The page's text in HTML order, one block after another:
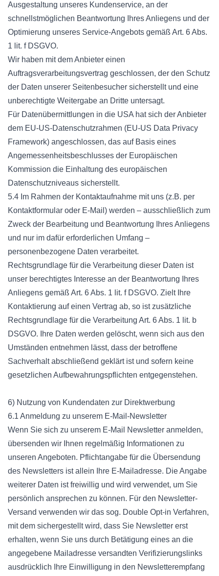
Ausgestaltung unseres Kundenservice, an der
schnellstmöglichen Beantwortung Ihres Anliegens und der
Optimierung unseres Service-Angebots gemäß Art. 6 Abs.
1 lit. f DSGVO.
Wir haben mit dem Anbieter einen
Auftragsverarbeitungsvertrag geschlossen, der den Schutz
der Daten unserer Seitenbesucher sicherstellt und eine
unberechtigte Weitergabe an Dritte untersagt.
Für Datenübermittlungen in die USA hat sich der Anbieter
dem EU-US-Datenschutzrahmen (EU-US Data Privacy
Framework) angeschlossen, das auf Basis eines
Angemessenheitsbeschlusses der Europäischen
Kommission die Einhaltung des europäischen
Datenschutzniveaus sicherstellt.
5.4 Im Rahmen der Kontaktaufnahme mit uns (z.B. per
Kontaktformular oder E-Mail) werden – ausschließlich zum
Zweck der Bearbeitung und Beantwortung Ihres Anliegens
und nur im dafür erforderlichen Umfang –
personenbezogene Daten verarbeitet.
Rechtsgrundlage für die Verarbeitung dieser Daten ist
unser berechtigtes Interesse an der Beantwortung Ihres
Anliegens gemäß Art. 6 Abs. 1 lit. f DSGVO. Zielt Ihre
Kontaktierung auf einen Vertrag ab, so ist zusätzliche
Rechtsgrundlage für die Verarbeitung Art. 6 Abs. 1 lit. b
DSGVO. Ihre Daten werden gelöscht, wenn sich aus den
Umständen entnehmen lässt, dass der betroffene
Sachverhalt abschließend geklärt ist und sofern keine
gesetzlichen Aufbewahrungspflichten entgegenstehen.
6) Nutzung von Kundendaten zur Direktwerbung
6.1 Anmeldung zu unserem E-Mail-Newsletter
Wenn Sie sich zu unserem E-Mail Newsletter anmelden,
übersenden wir Ihnen regelmäßig Informationen zu
unseren Angeboten. Pflichtangabe für die Übersendung
des Newsletters ist allein Ihre E-Mailadresse. Die Angabe
weiterer Daten ist freiwillig und wird verwendet, um Sie
persönlich ansprechen zu können. Für den Newsletter-
Versand verwenden wir das sog. Double Opt-in Verfahren,
mit dem sichergestellt wird, dass Sie Newsletter erst
erhalten, wenn Sie uns durch Betätigung eines an die
angegebene Mailadresse versandten Verifizierungslinks
ausdrücklich Ihre Einwilligung in den Newsletterempfang